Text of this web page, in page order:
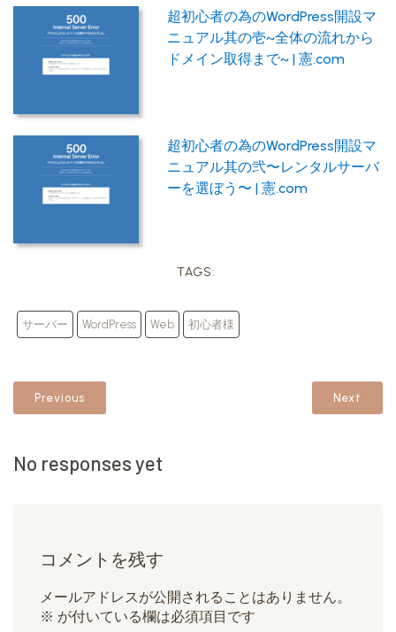
超初心者の為のWordPress開設マ
ニュアル其の壱~全体の流れから
ドメイン取得まで~ | 憲.com
超初心者の為のWordPress開設マ
ニュアル其の弐〜レンタルサーバ
ーを選ぼう〜 | 憲.com
TAGS:
サーバー WordPress Web 初心者様
Previous Next
No responses yet
コメントを残す
メールアドレスが公開されることはありません。
※ が付いている欄は必須項目です